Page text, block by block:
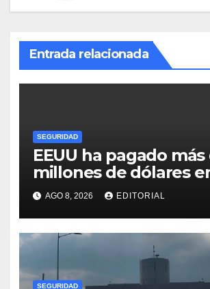
Entrada relacionada
SEGURIDAD
EEUU ha pagado
millones de dólares
recompensas contra
del narco en 40 años:
caza al CJNG
AGO 8, 2026 EDITORIAL
SEGURIDAD